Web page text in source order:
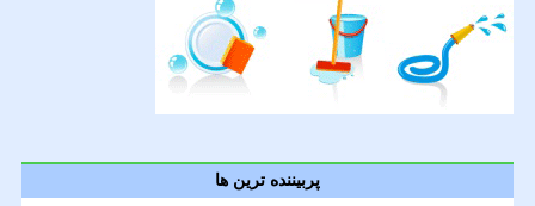
پربیننده ترین ها